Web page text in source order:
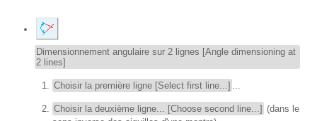
Dimensionnement angulaire sur 2 lignes [Angle dimensioning at
2 lines]
Choisir la première ligne [Select first line...]
Choisir la deuxième ligne... [Choose second line...] (dans le